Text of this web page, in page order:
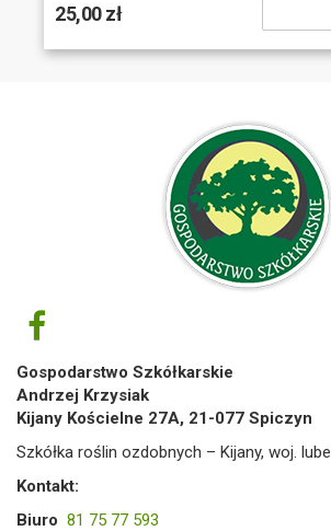
25,00 zł
Gospodarstwo Szkółkarskie
Andrzej Krzysiak
Kijany Kościelne 27A, 21-077 Spiczyn
Szkółka roślin ozdobnych – Kijany, woj.
Kontakt:
Biuro 81 75 77 593